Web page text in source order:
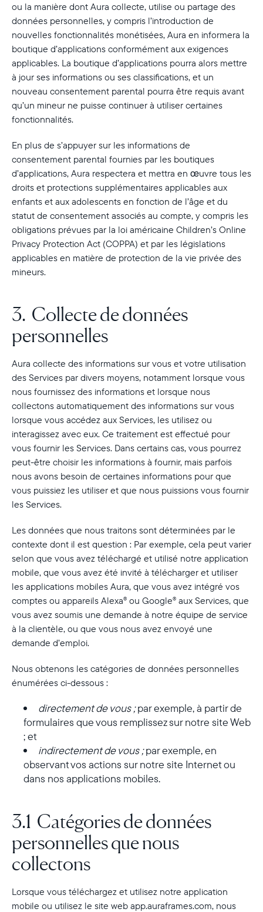
ou la manière dont Aura collecte, utilise ou partage des
données personnelles, y compris l’introduction de
nouvelles fonctionnalités monétisées, Aura en informera la
boutique d’applications conformément aux exigences
applicables. La boutique d’applications pourra alors mettre
à jour ses informations ou ses classifications, et un
nouveau consentement parental pourra être requis avant
qu’un mineur ne puisse continuer à utiliser certaines
fonctionnalités.
En plus de s’appuyer sur les informations de
consentement parental fournies par les boutiques
d’applications, Aura respectera et mettra en œuvre tous les
droits et protections supplémentaires applicables aux
enfants et aux adolescents en fonction de l’âge et du
statut de consentement associés au compte, y compris les
obligations prévues par la loi américaine Children’s Online
Privacy Protection Act (COPPA) et par les législations
applicables en matière de protection de la vie privée des
mineurs.
3. Collecte de données
personnelles
Aura collecte des informations sur vous et votre utilisation
des Services par divers moyens, notamment lorsque vous
nous fournissez des informations et lorsque nous
collectons automatiquement des informations sur vous
lorsque vous accédez aux Services, les utilisez ou
interagissez avec eux. Ce traitement est effectué pour
vous fournir les Services. Dans certains cas, vous pourrez
peut-être choisir les informations à fournir, mais parfois
nous avons besoin de certaines informations pour que
vous puissiez les utiliser et que nous puissions vous fournir
les Services.
Les données que nous traitons sont déterminées par le
contexte dont il est question : Par exemple, cela peut varier
selon que vous avez téléchargé et utilisé notre application
mobile, que vous avez été invité à télécharger et utiliser
les applications mobiles Aura, que vous avez intégré vos
comptes ou appareils Alexa® ou Google® aux Services, que
vous avez soumis une demande à notre équipe de service
à la clientèle, ou que vous nous avez envoyé une
demande d’emploi.
Nous obtenons les catégories de données personnelles
énumérées ci-dessous :
directement de vous ;par exemple, à partir de
formulaires que vous remplissez sur notre site Web
; et
indirectement de vous ;par exemple, en
observant vos actions sur notre site Internet ou
dans nos applications mobiles.
3.1 Catégories de données
personnelles que nous
collectons
Lorsque vous téléchargez et utilisez notre application
mobile ou utilisez le site web app.auraframes.com, nous